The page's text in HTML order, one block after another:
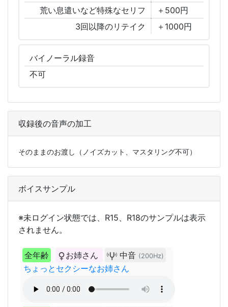
荒い息遣いなど特殊なセリフ
＋500円
3回以降のリテイク
＋1000円
バイノーラル録音
不可
収録後の音声の加工
そのままのお渡し（ノイズカット、マスタリング不可）
ボイスサンプル
※未ログイン状態では、R15、R18のサンプルは表示
されません。
全年齢 お姉さん 中音 (200Hz)
ちょっとセクシーなお姉さん